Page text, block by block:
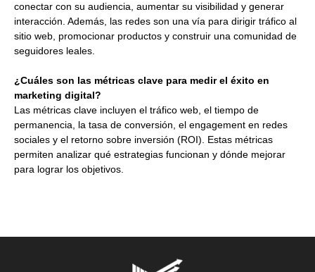
conectar con su audiencia, aumentar su visibilidad y generar
interacción. Además, las redes son una vía para dirigir tráfico al
sitio web, promocionar productos y construir una comunidad de
seguidores leales.
¿Cuáles son las métricas clave para medir el éxito en
marketing digital?
Las métricas clave incluyen el tráfico web, el tiempo de
permanencia, la tasa de conversión, el engagement en redes
sociales y el retorno sobre inversión (ROI). Estas métricas
permiten analizar qué estrategias funcionan y dónde mejorar
para lograr los objetivos.